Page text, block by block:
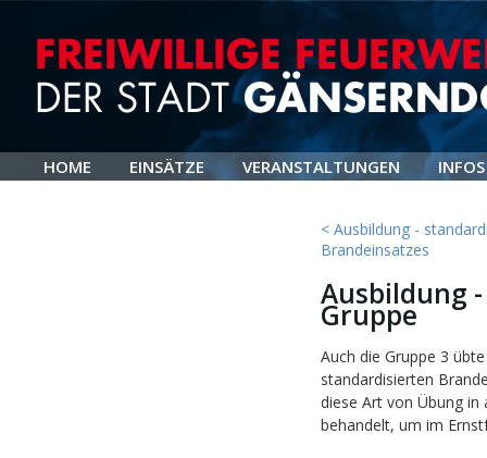
HOME EINSÄTZE VERANSTALTUNGEN INFOS
< Ausbildung -
Brandeinsatzes
Ausbildung
Gruppe
Auch die Gruppe 3
standardisierten
diese Art von Übung in
behandelt, um im